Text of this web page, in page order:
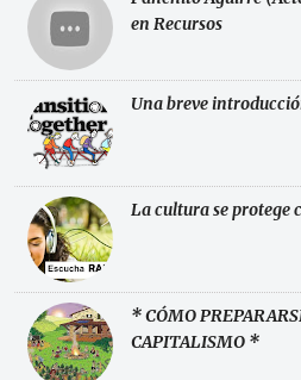
en Recursos
Una breve
La cultura se protege
* CÓMO
CAPITALISMO *